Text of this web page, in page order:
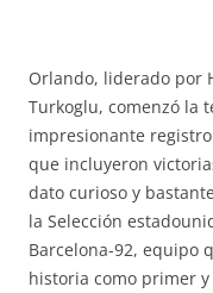
Orlando, liderado por
Turkoglu, comenzó la
impresionante
que incluyeron
dato curioso y
la Selección
Barcelona-92, equipo
historia como primer